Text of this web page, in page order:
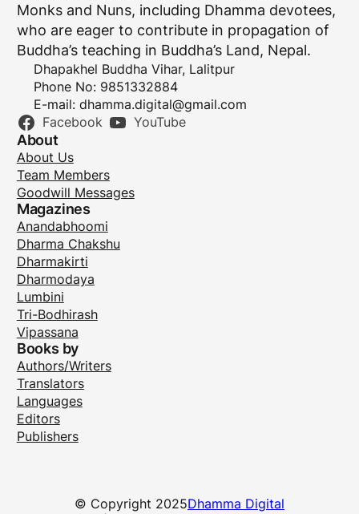
Monks and Nuns, including Dhamma devotees,
who are eager to contribute in propagation of
Buddha’s teaching in Buddha’s Land, Nepal.
Dhapakhel Buddha Vihar, Lalitpur
Phone No: 9851332884
E-mail: dhamma.digital@gmail.com
Facebook YouTube
About
About Us
Team Members
Goodwill Messages
Magazines
Anandabhoomi
Dharma Chakshu
Dharmakirti
Dharmodaya
Lumbini
Tri-Bodhirash
Vipassana
Books by
Authors/Writers
Translators
Languages
Editors
Publishers
© Copyright 2025Dhamma Digital